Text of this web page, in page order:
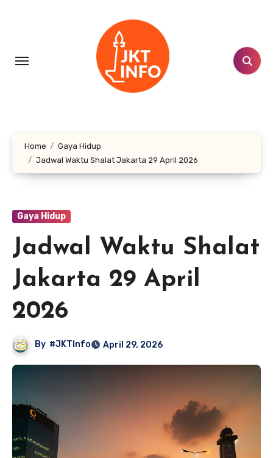
Home
Gaya Hidup
Jadwal Waktu Shalat Jakarta 29 April 2026
Gaya Hidup
Jadwal Waktu Shalat
Jakarta 29 April
2026
By #JKTInfo April 29, 2026